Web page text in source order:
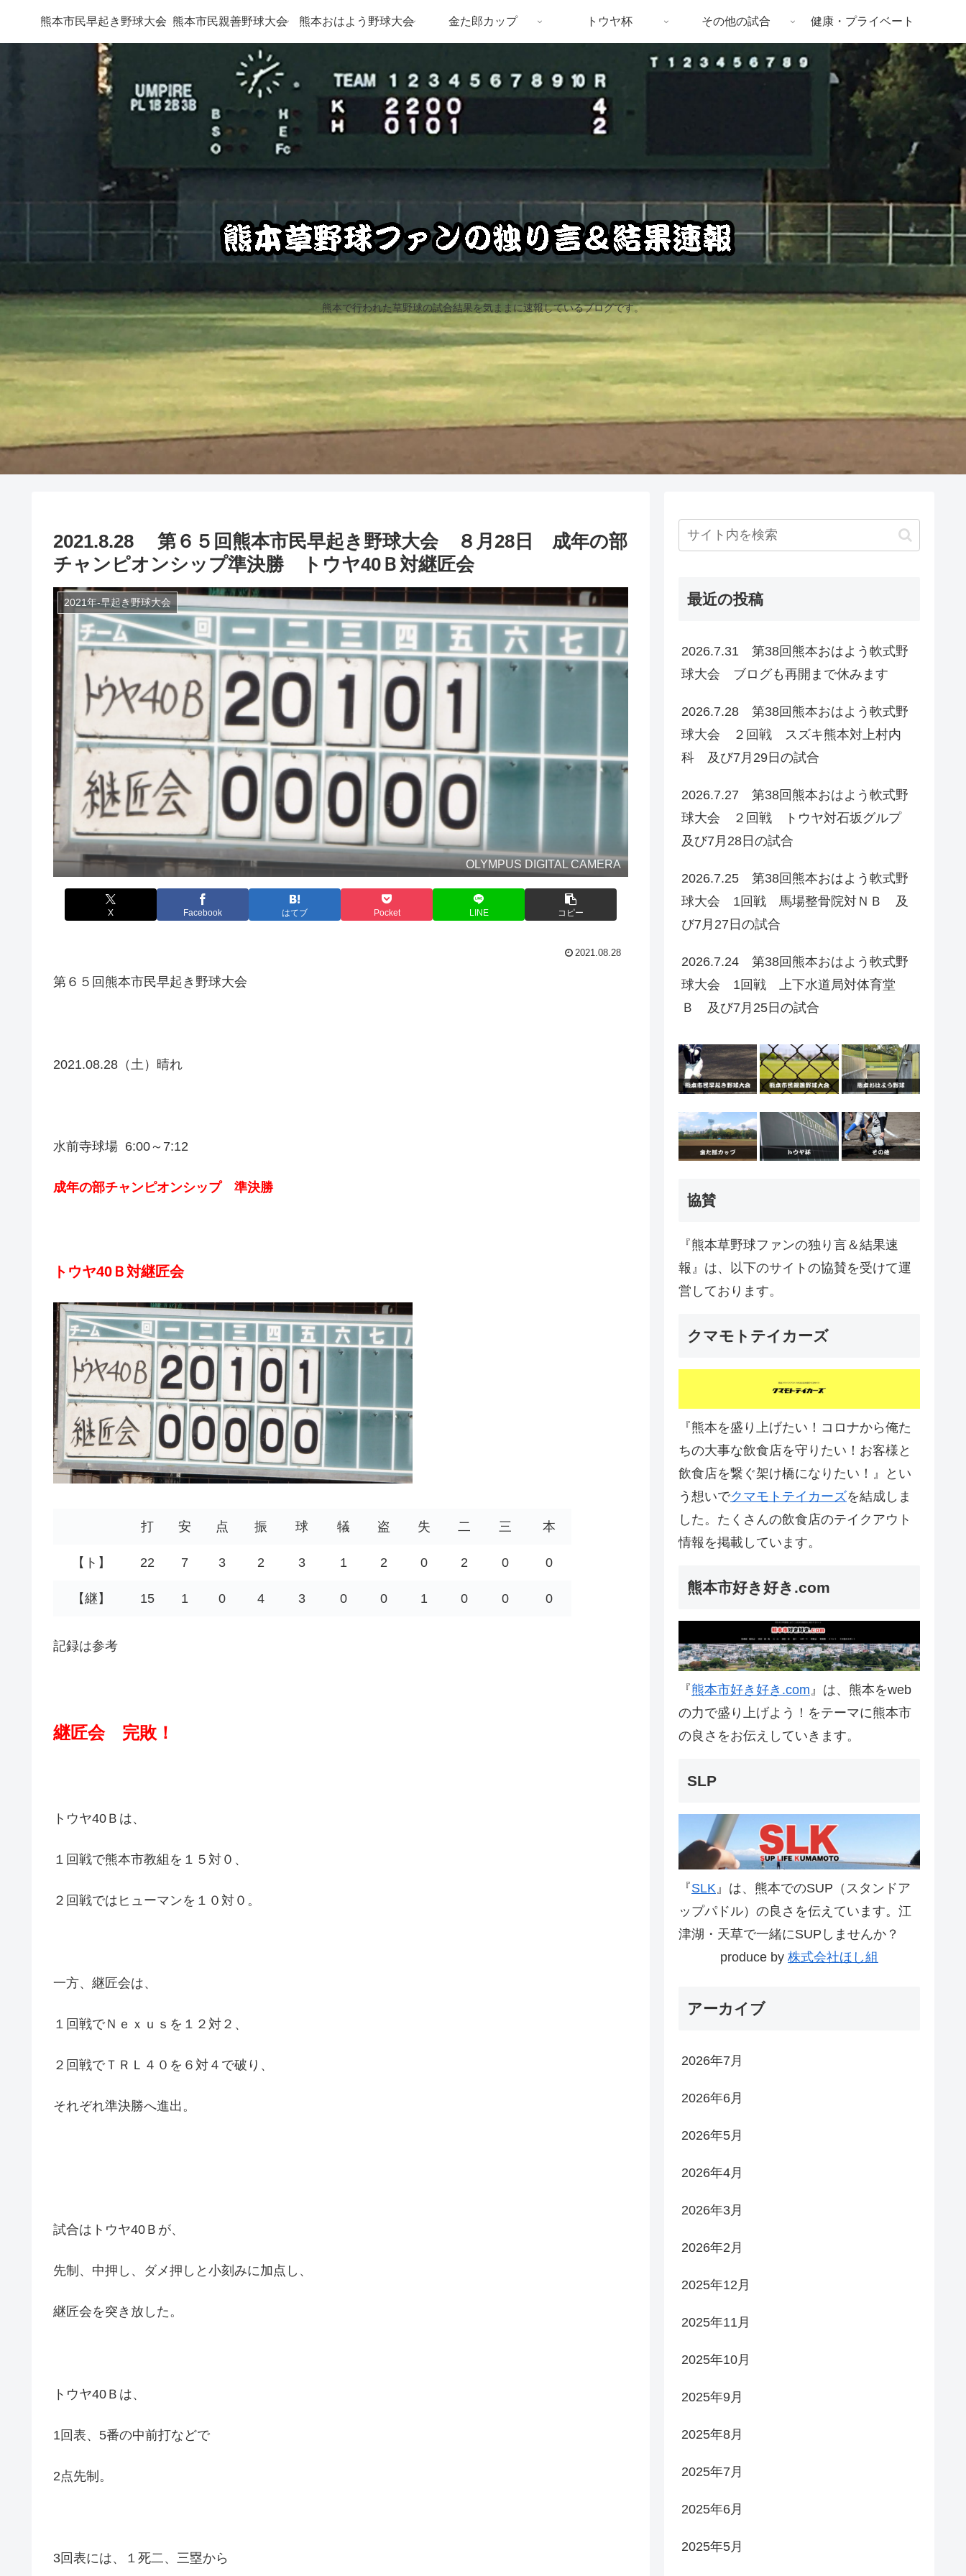
熊本で行われた草野球の試合結果を気ままに速報しているブログです。
熊本市民早起き野球大会 熊本市民親善野球大会 熊本おはよう野球大会 金た郎カップ トウヤ杯 その他の試合 健康・プライベート
2021.8.28 第６５回熊本市民早起き野球大会 ８月28日 成年の部
チャンピオンシップ準決勝 トウヤ40Ｂ対継匠会
2021年-早起き野球大会
OLYMPUS DIGITAL CAMERA
X Facebook はてブ Pocket LINE コピー
2021.08.28
第６５回熊本市民早起き野球大会
2021.08.28（土）晴れ
水前寺球場 6:00～7:12
成年の部チャンピオンシップ 準決勝
トウヤ40Ｂ対継匠会
打 安 点 振 球 犠 盗 失 二 三 本
【ト】 22 7 3 2 3 1 2 0 2 0 0
【継】 15 1 0 4 3 0 0 1 0 0 0
記録は参考
継匠会 完敗！
トウヤ40Ｂは、
１回戦で熊本市教組を１５対０、
２回戦ではヒューマンを１０対０。
一方、継匠会は、
１回戦でＮｅｘｕｓを１２対２、
２回戦でＴＲＬ４０を６対４で破り、
それぞれ準決勝へ進出。
試合はトウヤ40Ｂが、
先制、中押し、ダメ押しと小刻みに加点し、
継匠会を突き放した。
トウヤ40Ｂは、
1回表、5番の中前打などで
2点先制。
3回表には、１死二、三塁から
最近の投稿
2026.7.31 第38回熊本おはよう軟式野
球大会 ブログも再開まで休みます
2026.7.28 第38回熊本おはよう軟式野
球大会 ２回戦 スズキ熊本対上村内
科 及び7月29日の試合
2026.7.27 第38回熊本おはよう軟式野
球大会 ２回戦 トウヤ対石坂グルプ
及び7月28日の試合
2026.7.25 第38回熊本おはよう軟式野
球大会 1回戦 馬場整骨院対ＮＢ 及
び7月27日の試合
2026.7.24 第38回熊本おはよう軟式野
球大会 1回戦 上下水道局対体育堂
Ｂ 及び7月25日の試合
協賛
『熊本草野球ファンの独り言＆結果速
報』は、以下のサイトの協賛を受けて運
営しております。
クマモトテイカーズ
『熊本を盛り上げたい！コロナから俺た
ちの大事な飲食店を守りたい！お客様と
飲食店を繋ぐ架け橋になりたい！』とい
う想いでクマモトテイカーズを結成しま
した。たくさんの飲食店のテイクアウト
情報を掲載しています。
熊本市好き好き.com
『熊本市好き好き.com 』は、熊本をweb
の力で盛り上げよう！をテーマに熊本市
の良さをお伝えしていきます。
SLP
『SLK 』は、熊本でのSUP（スタンドア
ップパドル）の良さを伝えています。江
津湖・天草で一緒にSUPしませんか？
produce by 株式会社ほし組
アーカイブ
2026年7月
2026年6月
2026年5月
2026年4月
2026年3月
2026年2月
2025年12月
2025年11月
2025年10月
2025年9月
2025年8月
2025年7月
2025年6月
2025年5月